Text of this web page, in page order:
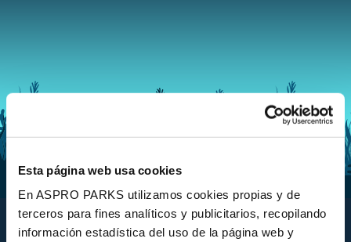
Esta página web usa cookies
En ASPRO PARKS utilizamos cookies propias y de
terceros para fines analíticos y publicitarios, recopilando
información estadística del uso de la página web y
Aquarium BCN